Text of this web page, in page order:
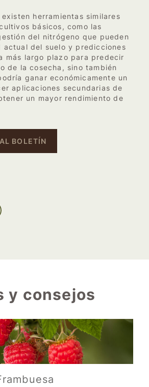
herramientas similares
básicos, como las
del nitrógeno que pueden
actual del suelo y predicciones
más largo plazo para predecir
de la cosecha, sino también
ganar económicamente un
aplicaciones secundarias de
un mayor rendimiento de
BOLETÍN
y consejos